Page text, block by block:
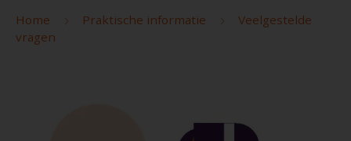
Home Praktische informatie
Veelgestelde
vragen